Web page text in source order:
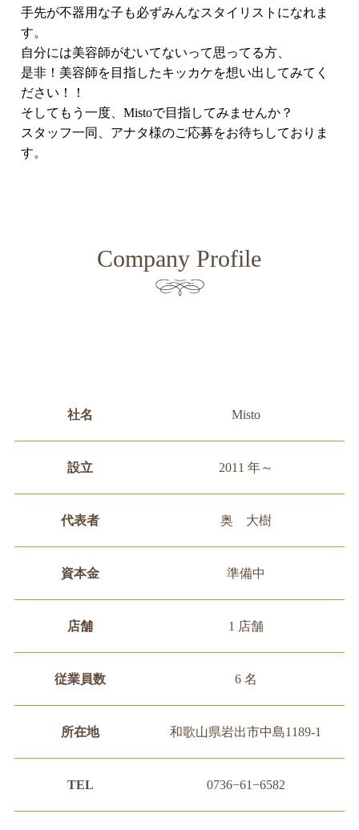
手先が不器用な子も必ずみんなスタイリストになれま
す。
自分には美容師がむいてないって思ってる方、
是非！美容師を目指したキッカケを想い出してみてく
ださい！！
そしてもう一度、Mistoで目指してみませんか？
スタッフ一同、アナタ様のご応募をお待ちしておりま
す。
Company Profile
社名 Misto
設立 2011 年～
代表者 奥 大樹
資本金 準備中
店舗 1 店舗
従業員数 6 名
所在地 和歌山県岩出市中島1189-1
TEL 0736−61−6582